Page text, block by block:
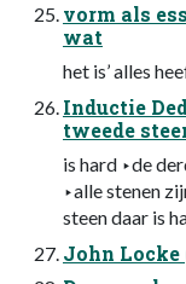
vorm als
wat
het is’ alles
Inductie
tweede
is hard ‣de
‣alle stenen
steen daar is
John Locke